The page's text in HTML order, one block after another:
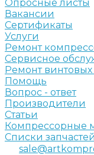
Опросные листы
Вакансии
Сертификаты
Услуги
Ремонт
Сервисное
Ремонт винтовых
Помощь
Вопрос - ответ
Производители
Статьи
Компрессорные
Списки запчастей